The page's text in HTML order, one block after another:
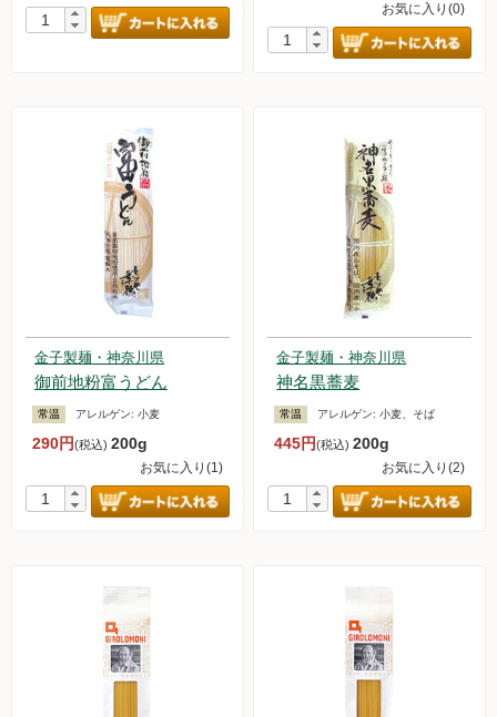
お気に入り(0)
金子製麺・神奈川県
御前地粉富うどん
常温 アレルゲン: 小麦
290円(税込) 200g
お気に入り(1)
金子製麺・神奈川県
神名黒蕎麦
常温 アレルゲン:小麦、そば
445円(税込)200g
お気に入り(2)